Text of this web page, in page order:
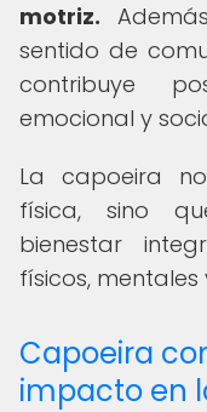
motriz.
sentido de
contribuye
emocional y
La capoeira
física, sino
bienestar
físicos, mentales
Capoeira
impacto en